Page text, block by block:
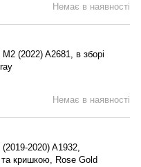
Немає в наявності
(2022) A2681, в зборі
Немає в наявності
2020) A1932,
кришкою, Rose Gold